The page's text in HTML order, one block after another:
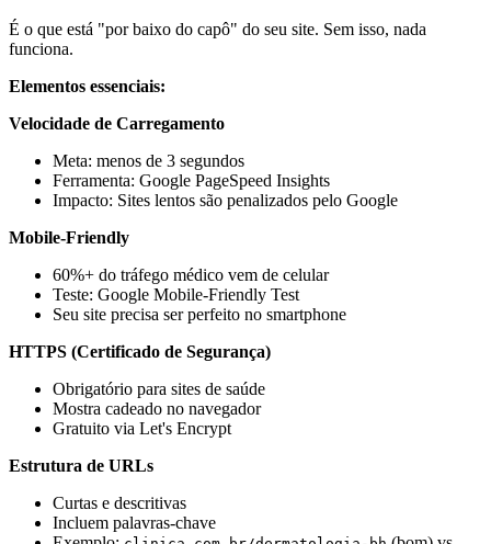
É o que está "por baixo do capô" do seu site. Sem isso, nada
funciona.
Elementos essenciais:
Velocidade de Carregamento
Meta: menos de 3 segundos
Ferramenta: Google PageSpeed Insights
Impacto: Sites lentos são penalizados pelo Google
Mobile-Friendly
60%+ do tráfego médico vem de celular
Teste: Google Mobile-Friendly Test
Seu site precisa ser perfeito no smartphone
HTTPS (Certificado de Segurança)
Obrigatório para sites de saúde
Mostra cadeado no navegador
Gratuito via Let's Encrypt
Estrutura de URLs
Curtas e descritivas
Incluem palavras-chave